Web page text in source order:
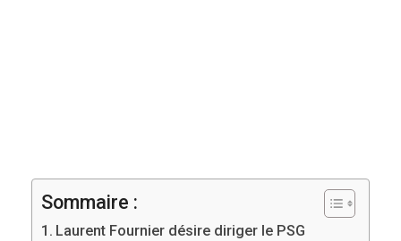
Sommaire :
Laurent Fournier désire diriger le PSG